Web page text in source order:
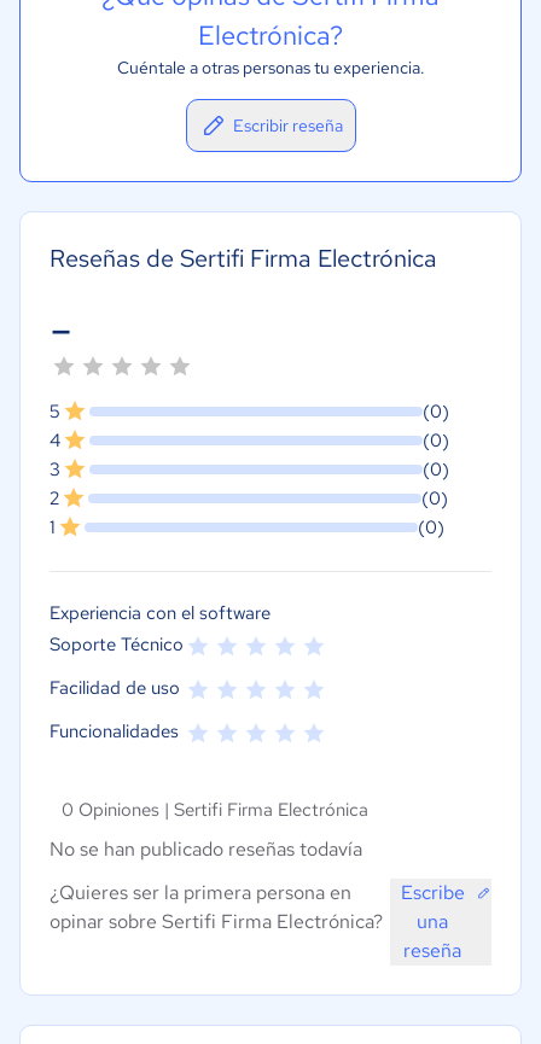
Electrónica?
Cuéntale a otras personas tu experiencia.
Escribir reseña
Reseñas de Sertifi Firma Electrónica
-
5
(0)
4
(0)
3
(0)
2
(0)
1
(0)
Experiencia con el software
Soporte Técnico
Facilidad de uso
Funcionalidades
0 Opiniones | Sertifi Firma Electrónica
No se han publicado reseñas todavía
¿Quieres ser la primera persona en
opinar sobre Sertifi Firma Electrónica?
Escribe
una
reseña